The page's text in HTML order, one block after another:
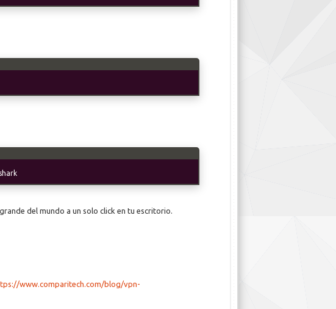
del mundo a un solo click en tu escritorio.
www.comparitech.com/blog/vpn-